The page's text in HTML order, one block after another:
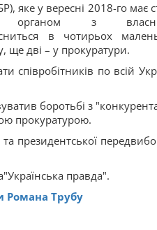
яке у вересні 2018-го має
органом з
в чотирьох
ще дві – у прокуратури.
співробітників по всій
боротьбі з
прокуратурою.
президентської
правда".
Романа Трубу